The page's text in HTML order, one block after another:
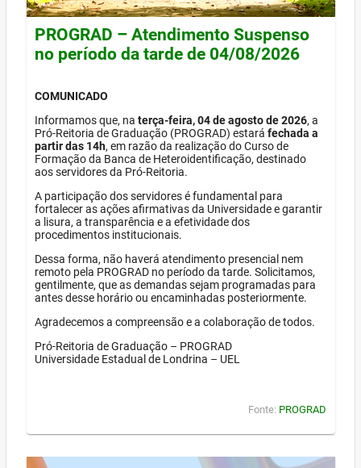
PROGRAD – Atendimento Suspenso
no período da tarde de 04/08/2026
COMUNICADO
Informamos que, na terça-feira, 04 de agosto de 2026, a
Pró-Reitoria de Graduação (PROGRAD) estará fechada a
partir das 14h, em razão da realização do Curso de
Formação da Banca de Heteroidentificação, destinado
aos servidores da Pró-Reitoria.
A participação dos servidores é fundamental para
fortalecer as ações afirmativas da Universidade e garantir
a lisura, a transparência e a efetividade dos
procedimentos institucionais.
Dessa forma, não haverá atendimento presencial nem
remoto pela PROGRAD no período da tarde. Solicitamos,
gentilmente, que as demandas sejam programadas para
antes desse horário ou encaminhadas posteriormente.
Agradecemos a compreensão e a colaboração de todos.
Pró-Reitoria de Graduação – PROGRAD
Universidade Estadual de Londrina – UEL
Fonte: PROGRAD